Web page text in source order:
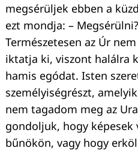
megsérüljek ebben a
ezt mondja: –
Természetesen az Úr
iktatja ki, viszont halálra
hamis egódat. Isten
személyiségrészt,
nem tagadom meg az
gondoljuk, hogy
bűnökön, vagy hogy